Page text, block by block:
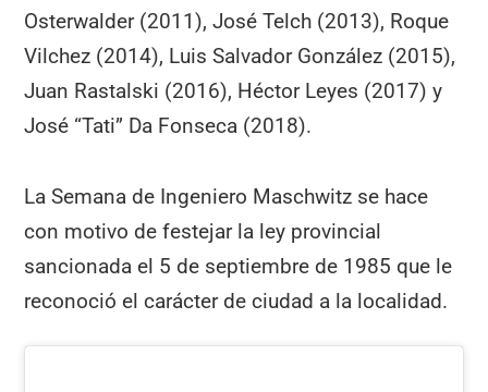
Osterwalder (2011), José Telch (2013), Roque
Vilchez (2014), Luis Salvador González (2015),
Juan Rastalski (2016), Héctor Leyes (2017) y
José “Tati” Da Fonseca (2018).
La Semana de Ingeniero Maschwitz se hace
con motivo de festejar la ley provincial
sancionada el 5 de septiembre de 1985 que le
reconoció el carácter de ciudad a la localidad.